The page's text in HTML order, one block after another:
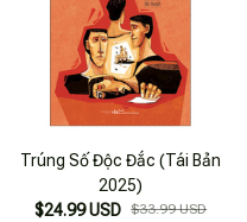
Trúng Số Độc Đắc (Tái Bản
2025)
$24.99 USD $33.99 USD